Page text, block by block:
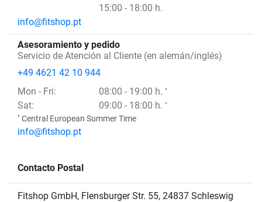
15:00 - 18:00 h.
info@fitshop.pt
Asesoramiento y pedido
Servicio de Atención al Cliente (en alemán/inglés)
+49 4621 42 10 944
Mon - Fri: 08:00 - 19:00 h.°
Sat: 09:00 - 18:00 h.°
° Central European Summer Time
info@fitshop.pt
Contacto Postal
Fitshop GmbH, Flensburger Str. 55, 24837 Schleswig